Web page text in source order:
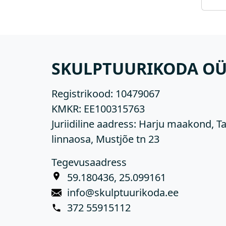
SKULPTUURIKODA
Registrikood: 10479067
KMKR: EE100315763
Juriidiline aadress: Harju maakond,
linnaosa, Mustjõe tn 23
Tegevusaadress
59.180436, 25.099161
info@skulptuurikoda.ee
372 55915112